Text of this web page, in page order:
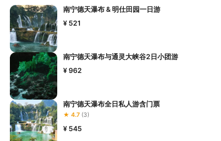
给旅行社造成损失的，还需对旅行社进行全额赔偿；
4.因本产品内可能包含多个旅游项目，请您在
服工作人员沟通了解本产品内各项目的准入年龄、准入身高及准入
体重等准入要求
承担；
5.请您在参与项目期间全程穿戴好安全护具，避免发生意外事件；
6.若您在项目进行过程中感到任何不适，请及时与工作人员进行沟
通，工作人员将会及时为您提供必要支持。
南宁德天瀑布 & 明仕田园一日游
¥ 521
南宁德天瀑布与通灵大峡谷2日小团游
¥ 962
南宁德天瀑布全日私人游含门票
★ 4.7 (3)
¥ 545